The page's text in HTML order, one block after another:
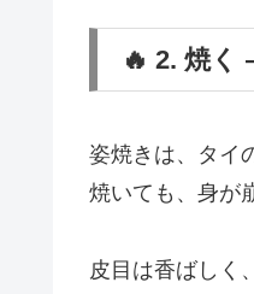
🔥 2. 焼く
姿焼きは、タイ
焼いても、身が
皮目は香ばしく、